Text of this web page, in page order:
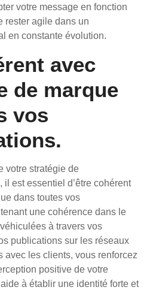
votre message en fonction
rester agile dans un
en constante évolution.
avec
de marque
vos
votre stratégie de
est essentiel d’être cohérent
dans toutes vos
une cohérence dans le
à travers vos
publications sur les réseaux
avec les clients, vous renforcez
positive de votre
à établir une identité forte et